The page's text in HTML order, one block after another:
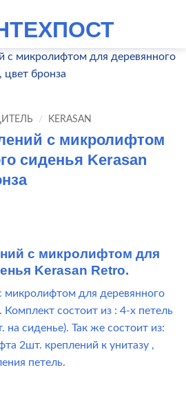
/ KERASAN
с микролифтом
сиденья Kerasan
с микролифтом для
Kerasan Retro.
микролифтом для деревянного
Комплект состоит из : 4-х петель
сиденье). Так же состоит из:
2шт. креплений к унитазу ,
петель.